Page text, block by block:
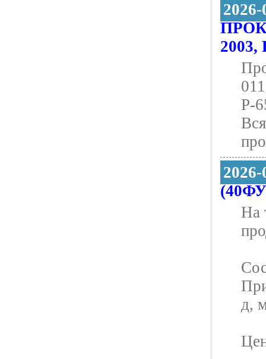
Р-
На
д,